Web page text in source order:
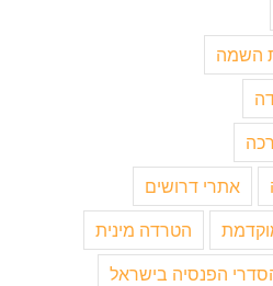
השמה
אתרי דרושים
הטרדה מינית
הפנסיה בישראל